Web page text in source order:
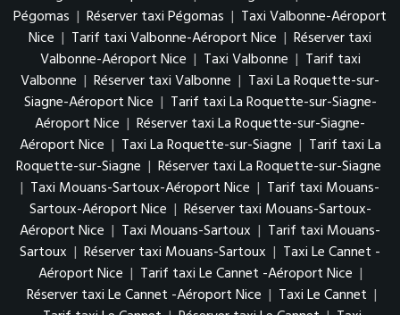
Pégomas | Réserver taxi Pégomas | Taxi Valbonne-Aéroport
Nice | Tarif taxi Valbonne-Aéroport Nice | Réserver taxi
Valbonne-Aéroport Nice | Taxi Valbonne | Tarif taxi
Valbonne | Réserver taxi Valbonne | Taxi La Roquette-sur-
Siagne-Aéroport Nice | Tarif taxi La Roquette-sur-Siagne-
Aéroport Nice | Réserver taxi La Roquette-sur-Siagne-
Aéroport Nice | Taxi La Roquette-sur-Siagne | Tarif taxi La
Roquette-sur-Siagne | Réserver taxi La Roquette-sur-Siagne
| Taxi Mouans-Sartoux-Aéroport Nice | Tarif taxi Mouans-
Sartoux-Aéroport Nice | Réserver taxi Mouans-Sartoux-
Aéroport Nice | Taxi Mouans-Sartoux | Tarif taxi Mouans-
Sartoux | Réserver taxi Mouans-Sartoux | Taxi Le Cannet -
Aéroport Nice | Tarif taxi Le Cannet -Aéroport Nice |
Réserver taxi Le Cannet -Aéroport Nice | Taxi Le Cannet |